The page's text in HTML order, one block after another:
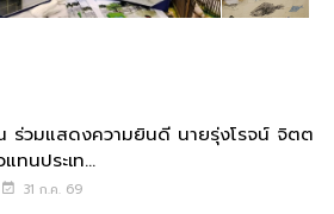
ร่วมแสดงความยินดี นายรุ่งโรจน์ จิตต
ทนประเท...
31 ก.ค. 69